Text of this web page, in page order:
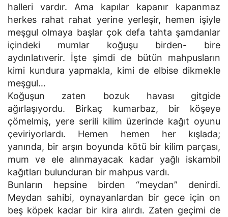
halleri vardır. Ama kapılar kapanır kapanmaz
herkes rahat rahat yerine yerleşir, hemen işiyle
meşgul olmaya başlar çok defa tahta şamdanlar
içindeki mumlar koğuşu birden- bire
aydınlatıverir. İşte şimdi de bütün mahpusların
kimi kundura yapmakla, kimi de elbise dikmekle
meşgul…
Koğuşun zaten bozuk havası gitgide
ağırlaşıyordu. Birkaç kumarbaz, bir köşeye
çömelmiş, yere serili kilim üzerinde kağıt oyunu
çeviriyorlardı. Hemen hemen her kışlada;
yanında, bir arşın boyunda kötü bir kilim parçası,
mum ve ele alınmayacak kadar yağlı iskambil
kağıtları bulunduran bir mahpus vardı.
Bunların hepsine birden “meydan” denirdi.
Meydan sahibi, oynayanlardan bir gece için on
beş köpek kadar bir kira alırdı. Zaten geçimi de